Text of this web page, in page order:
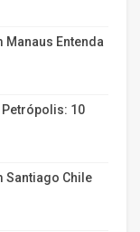
Manaus Entenda
Petrópolis: 10
Santiago Chile